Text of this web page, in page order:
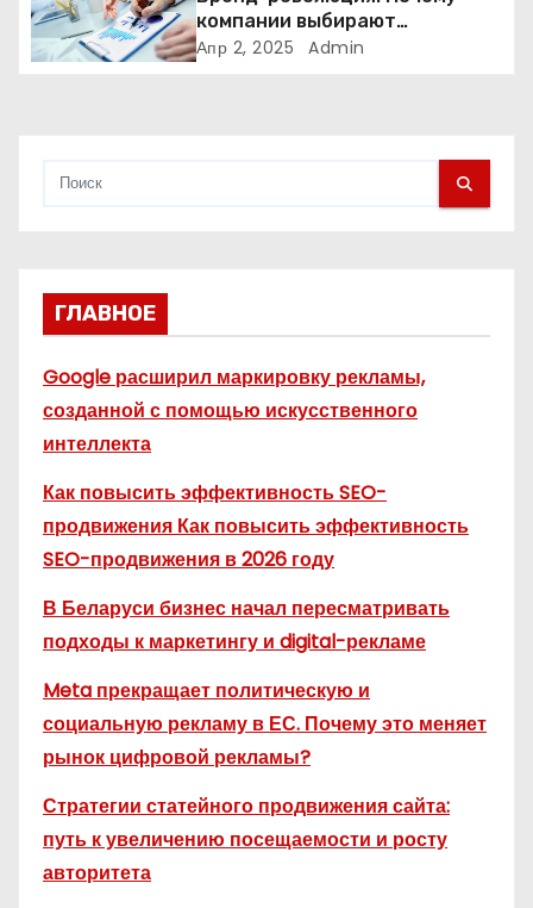
с
компании выбирают
адаптивные логотипы?
Апр 2, 2025 Admin
ГЛАВНОЕ
Google расширил маркировку рекламы,
созданной с помощью искусственного
интеллекта
Как повысить эффективность SEO-
продвижения Как повысить эффективность
SEO-продвижения в 2026 году
В Беларуси бизнес начал пересматривать
подходы к маркетингу и digital-рекламе
Meta прекращает политическую и
социальную рекламу в ЕС. Почему это меняет
рынок цифровой рекламы?
Стратегии статейного продвижения сайта:
путь к увеличению посещаемости и росту
авторитета